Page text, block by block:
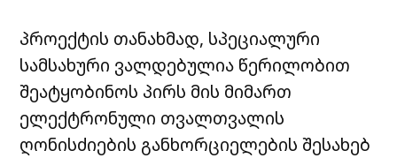
პროექტის თანახმად, სპეციალური
სამსახური ვალდებულია წერილობით
შეატყობინოს პირს მის მიმართ
ელექტრონული თვალთვალის
ღონისძიების განხორციელების შესახებ